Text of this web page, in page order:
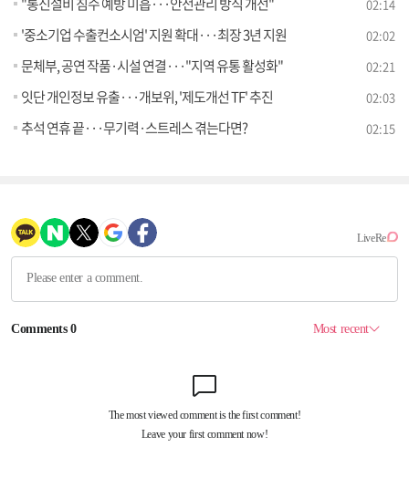
02:14
'중소기업 수출컨소시엄' 지원 확대···최장 3년 지원 02:02
문체부, 공연 작품·시설 연결···"지역 유통 활성화" 02:21
잇단 개인정보 유출···개보위, '제도개선 TF' 추진 02:03
추석 연휴 끝···무기력·스트레스 겪는다면? 02:15